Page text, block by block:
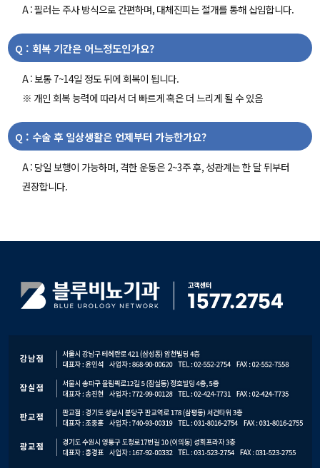
A : 필러는 주사 방식으로 간편하며, 대체진피는 절개를 통해 삽입합니다.
Q : 회복 기간은 어느정도인가요?
A : 보통 7~14일 정도 뒤에 회복이 됩니다.
※ 개인 회복 능력에 따라서 더 빠르게 혹은 더 느리게 될 수 있음
Q : 수술 후 일상생활은 언제부터 가능한가요?
A : 당일 보행이 가능하며, 격한 운동은 2~3주 후, 성관계는 한 달 뒤부터
권장합니다.